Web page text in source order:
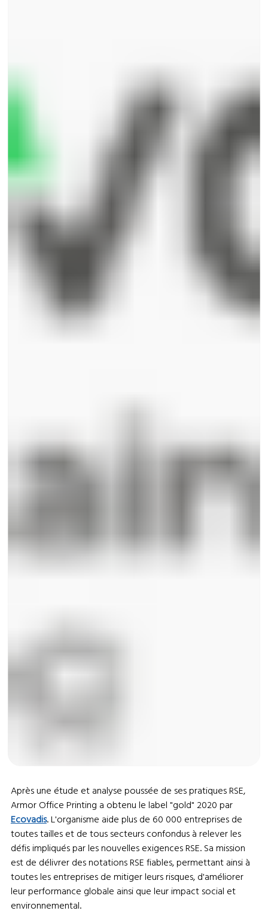
Après une étude et analyse poussée de ses pratiques RSE,
Armor Office Printing a obtenu le label "gold" 2020 par
Ecovadis. L'organisme aide plus de 60 000 entreprises de
toutes tailles et de tous secteurs confondus à relever les
défis impliqués par les nouvelles exigences RSE. Sa mission
est de délivrer des notations RSE fiables, permettant ainsi à
toutes les entreprises de mitiger leurs risques, d'améliorer
leur performance globale ainsi que leur impact social et
environnemental.